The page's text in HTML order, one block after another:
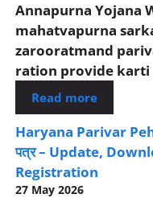
Annapurna Yojana
mahatvapurna
zarooratmand
ration provide karti
Read more
Haryana Parivar
पत्र – Update,
Registration
27 May 2026